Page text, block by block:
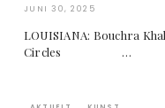
JUNI 30, 2025
LOUISIANA: Bouchra
Circles …